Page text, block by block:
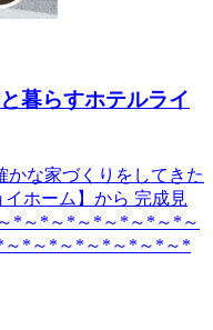
暮らすホテルライ
かな家づくりをしてきた
ホーム】から 完成見
*～*～*～*～*～*～*～
*～*～*～*～*～*～*